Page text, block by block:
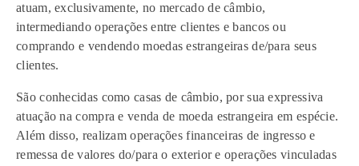
atuam, exclusivamente, no mercado de câmbio,
intermediando operações entre clientes e bancos ou
comprando e vendendo moedas estrangeiras de/para seus
clientes.
São conhecidas como casas de câmbio, por sua expressiva
atuação na compra e venda de moeda estrangeira em espécie.
Além disso, realizam operações financeiras de ingresso e
remessa de valores do/para o exterior e operações vinculadas